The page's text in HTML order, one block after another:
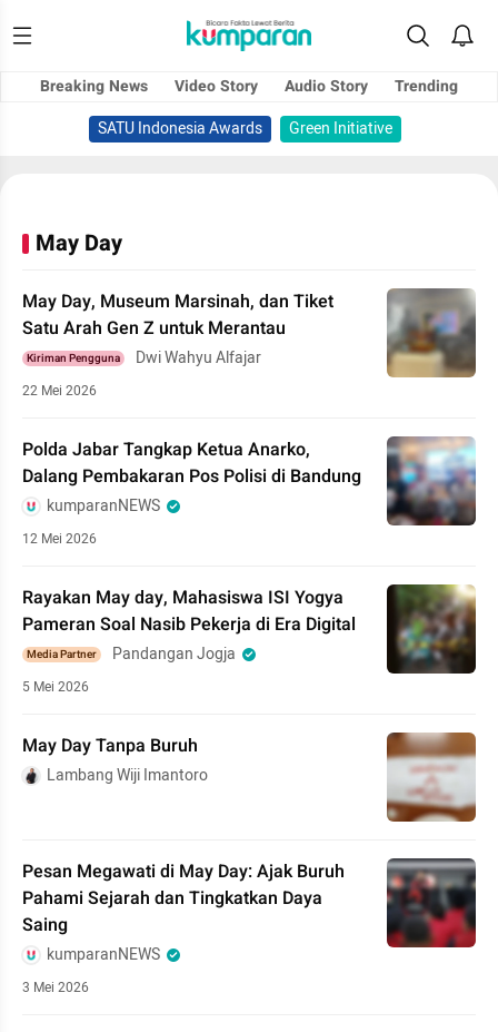
Breaking News Video Story Audio Story
Trending
SATU Indonesia Awards
Green Initiative
May Day
May Day, Museum Marsinah, dan Tiket
Satu Arah Gen Z untuk Merantau
Kiriman Pengguna Dwi Wahyu Alfajar
22 Mei 2026
Polda Jabar Tangkap Ketua Anarko,
Dalang Pembakaran Pos Polisi di Bandung
kumparanNEWS
12 Mei 2026
Rayakan May day, Mahasiswa ISI Yogya
Pameran Soal Nasib Pekerja di Era Digital
Media Partner Pandangan Jogja
5 Mei 2026
May Day Tanpa Buruh
Lambang Wiji Imantoro
Pesan Megawati di May Day: Ajak Buruh
Pahami Sejarah dan Tingkatkan Daya
Saing
kumparanNEWS
3 Mei 2026